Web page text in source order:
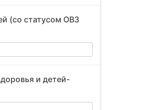
(со статусом ОВЗ
и детей-